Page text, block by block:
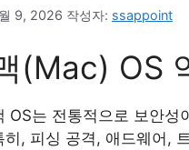
9, 2026 작성자: ssappoint
(Mac) OS
OS는 전통적으로 보안성
히, 피싱 공격, 애드웨어,